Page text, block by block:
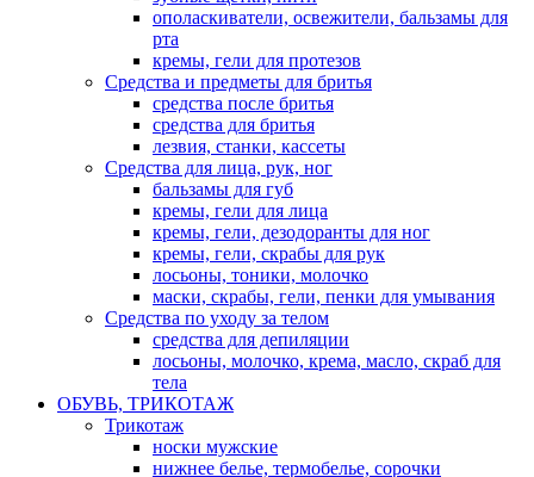
ополаскиватели, освежители, бальзамы для
рта
кремы, гели для протезов
Средства и предметы для бритья
средства после бритья
средства для бритья
лезвия, станки, кассеты
Средства для лица, рук, ног
бальзамы для губ
кремы, гели для лица
кремы, гели, дезодоранты для ног
кремы, гели, скрабы для рук
лосьоны, тоники, молочко
маски, скрабы, гели, пенки для умывания
Средства по уходу за телом
средства для депиляции
лосьоны, молочко, крема, масло, скраб для
тела
ОБУВЬ, ТРИКОТАЖ
Трикотаж
носки мужские
нижнее белье, термобелье, сорочки